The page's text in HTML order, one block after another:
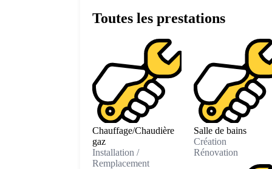
Toutes les prestations
Chauffage/Chaudière
gaz
Installation /
Remplacement
Salle de bains
Création
Rénovation